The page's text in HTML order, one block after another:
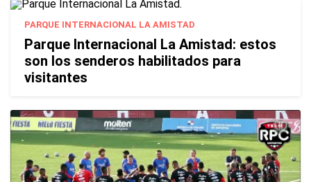
PARQUE INTERNACIONAL LA AMISTAD
Parque Internacional La Amistad: estos
son los senderos habilitados para
visitantes